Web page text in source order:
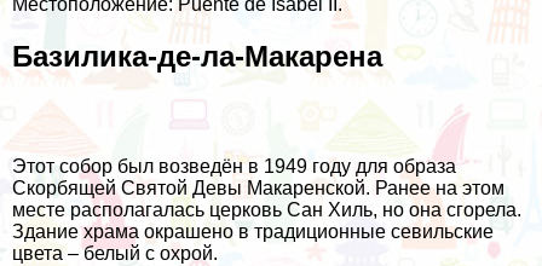
Местоположение: Puente de Isabel II.
Базилика-де-ла-Макарена
Этот собор был возведён в 1949 году для образа
Скорбящей Святой Девы Макаренской. Ранее на этом
месте располагалась церковь Сан Хиль, но она сгорела.
Здание храма окрашено в традиционные севильские
цвета – белый с охрой.